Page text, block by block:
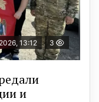
13:12 3
и